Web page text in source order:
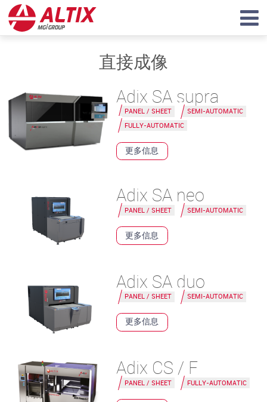
直接成像
Adix SA supra
PANEL / SHEET
SEMI-AUTOMATIC
FULLY-AUTOMATIC
更多信息
Adix SA neo
PANEL / SHEET SEMI-AUTOMATIC
更多信息
Adix SA duo
PANEL / SHEET SEMI-AUTOMATIC
更多信息
Adix CS / F
PANEL / SHEET FULLY-AUTOMATIC